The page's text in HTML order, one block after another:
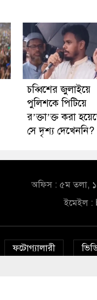
চব্বিশের জুলাইয়ে
পুলিশকে পিটিয়ে
র’ক্তা’ক্ত করা
সে দৃশ্য দেখেননি?
অফিস : ৫ম তলা,
ইমেইল :
ফটোগ্যালারী